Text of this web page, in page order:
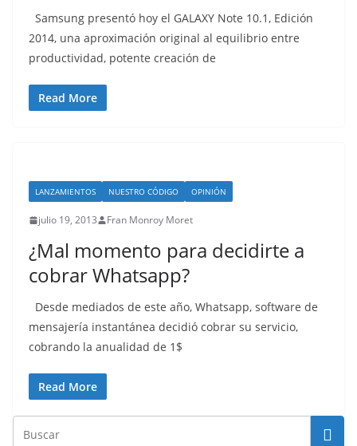
Samsung presentó hoy el GALAXY Note 10.1, Edición
2014, una aproximación original al equilibrio entre
productividad, potente creación de
Read More
LANZAMIENTOS NUESTRO CÓDIGO OPINIÓN
julio 19, 2013 Fran Monroy Moret
¿Mal momento para decidirte a
cobrar Whatsapp?
Desde mediados de este año, Whatsapp, software de
mensajería instantánea decidió cobrar su servicio,
cobrando la anualidad de 1$
Read More